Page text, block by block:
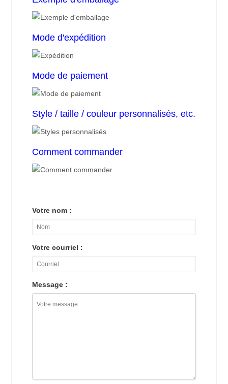
Mode d'expédition
Mode de paiement
Style / taille / couleur personnalisés, etc.
Comment commander
Votre nom :
Votre courriel :
Message :